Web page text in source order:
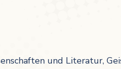
und Literatur,